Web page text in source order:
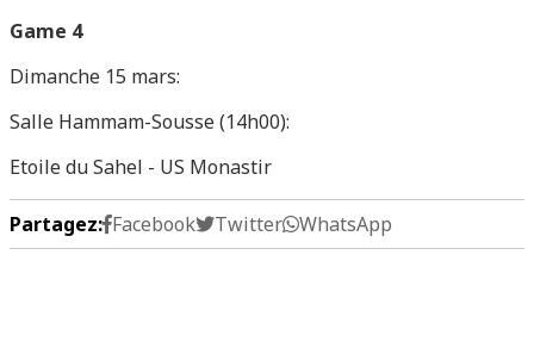
Game 4
Dimanche 15 mars:
Salle Hammam-Sousse (14h00):
Etoile du Sahel - US Monastir
Partagez: Facebook Twitter WhatsApp